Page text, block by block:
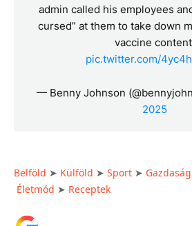
admin called his employees
cursed” at them to take down
vaccine
pic.twitter.com/
— Benny Johnson
2025
Belföld ➤ Külföld ➤ Sport ➤ Gazdaság
Életmód ➤ Receptek